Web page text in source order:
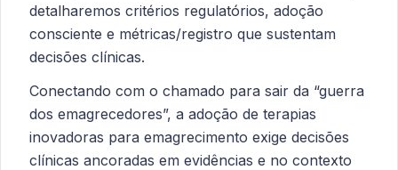
detalharemos critérios regulatórios, adoção
consciente e métricas/registro que sustentam
decisões clínicas.
Conectando com o chamado para sair da “guerra
dos emagrecedores”, a adoção de terapias
inovadoras para emagrecimento exige decisões
clínicas ancoradas em evidências e no contexto